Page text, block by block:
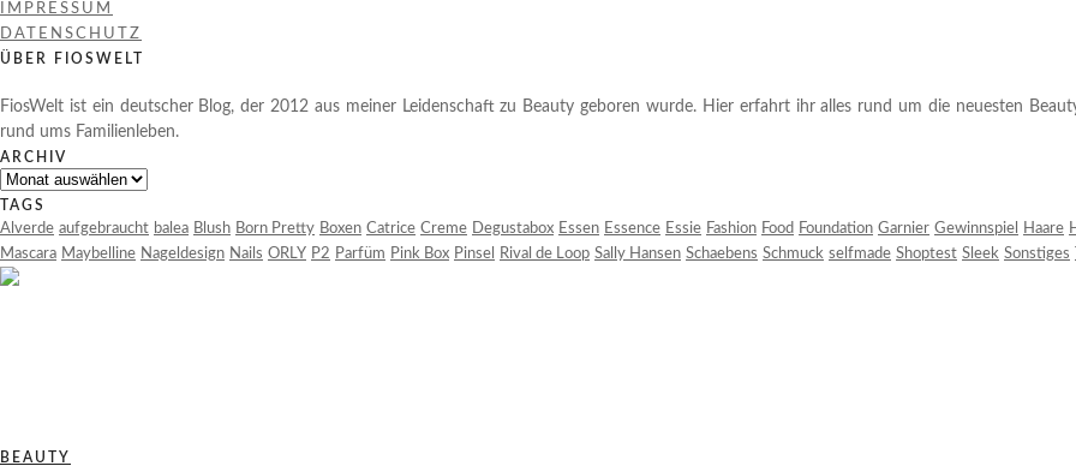
IMPRESSUM
DATENSCHUTZ
ÜBER FIOSWELT
FiosWelt ist ein deutscher Blog, der 2012 aus meiner Leidenschaft zu Beauty geboren wurde. Hier erfahrt ihr alles rund um die neuesten
rund ums Familienleben.
ARCHIV
Archiv
TAGS
Alverde aufgebraucht balea Blush Born Pretty Boxen Catrice Creme Degustabox Essen Essence Essie Fashion Food Foundation Garnier Gewinnspiel Haare
Mascara Maybelline Nageldesign Nails ORLY P2 Parfüm Pink Box Pinsel Rival de Loop Sally Hansen Schaebens Schmuck selfmade Shoptest Sleek Sonstiges
BEAUTY